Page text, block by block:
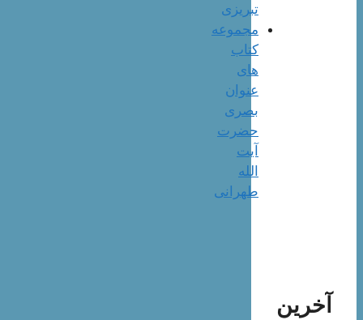
تبریزی
مجموعه
کتاب
های
عنوان
بصری
حضرت
آیت
الله
طهرانی
آخرین